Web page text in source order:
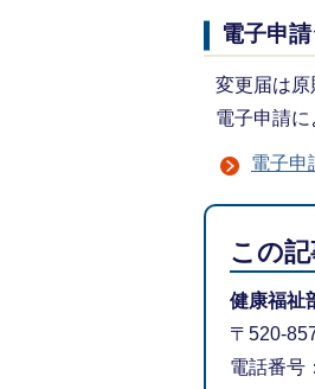
電子申
変更届は原
電子申請に
電子申
この
健康福祉
〒520-
電話番号